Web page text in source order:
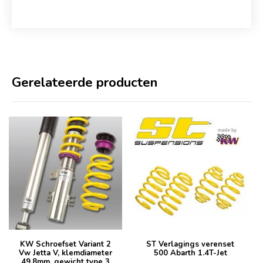
Gerelateerde producten
KW Schroefset Variant 2
Vw Jetta V, klemdiameter
ST Verlagings verenset
500 Abarth 1.4T-Jet